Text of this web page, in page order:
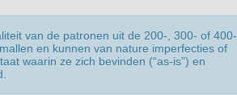
van de patronen uit de 200-, 300- of 400-
en kunnen van nature imperfecties of
waarin ze zich bevinden (“as-is”) en